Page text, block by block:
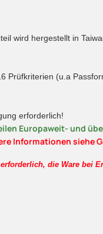
wird hergestellt in
Prüfkriterien (u.a
erforderlich!
Europaweit- und
Informationen siehe
die Ware bei